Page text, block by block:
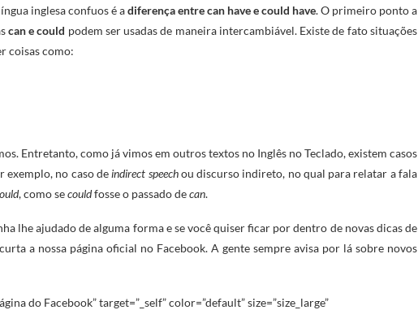
inglesa confuos é adiferença entre can have e could have. O primeiro ponto a
can e could podem ser usadas de maneira intercambiável. Existe de fato situações
coisas como:
Entretanto, como já vimos em outros textos no Inglês no Teclado, existem casos
exemplo, no caso deindirect speechou discurso indireto, no qual para relatar a fala
, como secouldfosse o passado decan.
lhe ajudado de alguma forma e se você quiser ficar por dentro de novas dicas de
a nossa página oficial no Facebook. A gente sempre avisa por lá sobre novos
do Facebook” target=”_self” color=”default” size=”size_large”